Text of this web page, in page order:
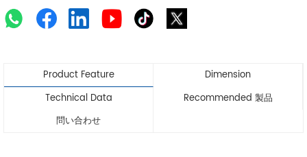
Product Feature
Dimension
Technical Data
Recommended 製品
問い合わせ